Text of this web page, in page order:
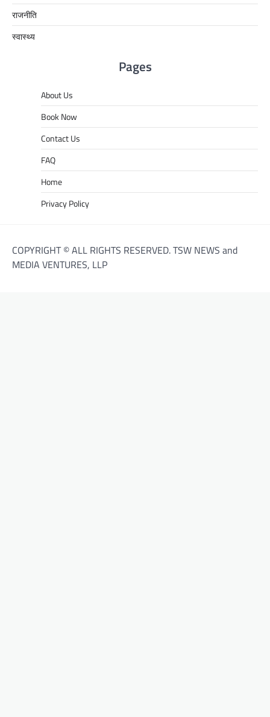
राजनीति
स्वास्थ्य
Pages
About Us
Book Now
Contact Us
FAQ
Home
Privacy Policy
COPYRIGHT © ALL RIGHTS RESERVED. TSW NEWS and
MEDIA VENTURES, LLP